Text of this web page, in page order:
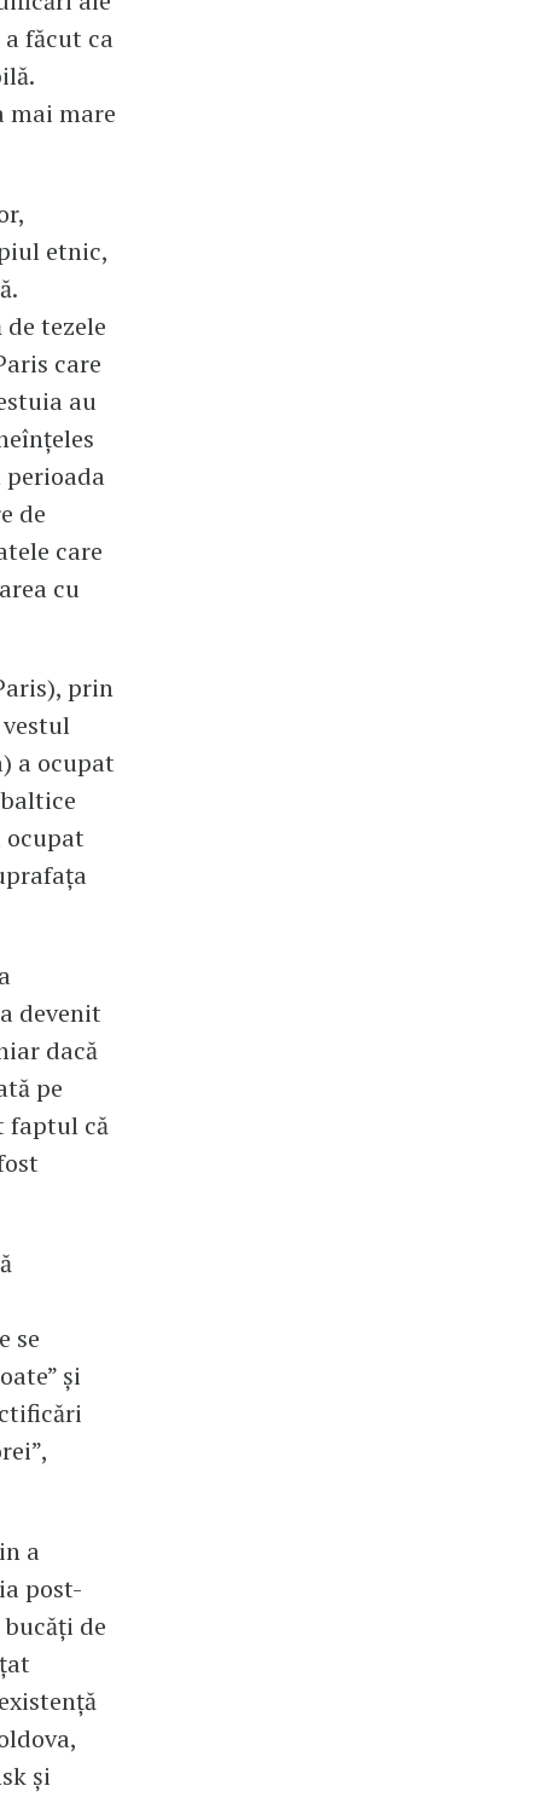
făcut ca
mai mare
etnic,
tezele
care
au
de
care
cu
prin
a ocupat
ocupat
devenit
dacă
pe
faptul că
se
și
a
post-
de
și